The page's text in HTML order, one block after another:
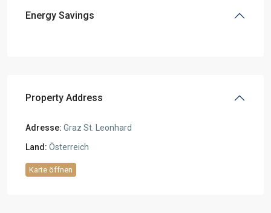
Energy Savings
Property Address
Adresse: Graz St. Leonhard
Land: Österreich
Karte öffnen